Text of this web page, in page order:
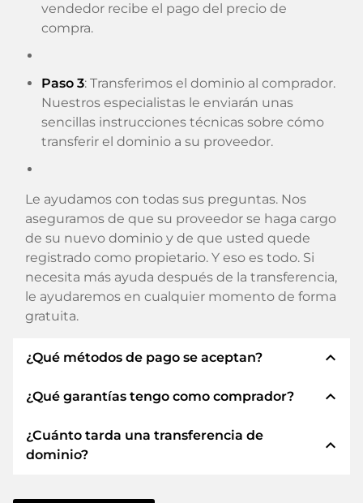
vendedor recibe el pago del precio de
compra.
Paso 3: Transferimos el dominio al comprador.
Nuestros especialistas le enviarán unas
sencillas instrucciones técnicas sobre cómo
transferir el dominio a su proveedor.
Le ayudamos con todas sus preguntas. Nos
aseguramos de que su proveedor se haga cargo
de su nuevo dominio y de que usted quede
registrado como propietario. Y eso es todo. Si
necesita más ayuda después de la transferencia,
le ayudaremos en cualquier momento de forma
gratuita.
¿Qué métodos de pago se aceptan? expand_less
Utilizamos SEPA como prepago y utilizamos
para los métodos de pago disponibles como:
Tarjetas de crédito, PayPal, Klarna, ApplePay,
¿Qué garantías tengo como comprador? expand_less
Siempre le garantizamos como comprador las
siguientes seguridades. Esto es lo que
¿Cuánto tarda una transferencia de
dominio?
expand_less
La transferencia de dominio a un nuevo